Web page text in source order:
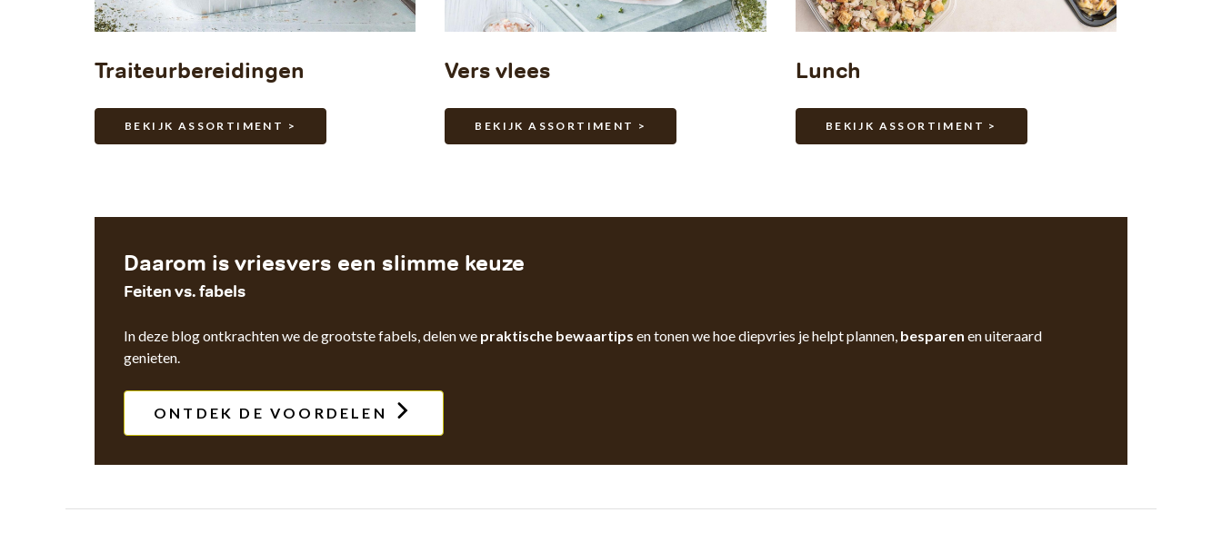
Traiteurbereidingen
BEKIJK ASSORTIMENT >
Vers vlees
BEKIJK ASSORTIMENT >
Lunch
BEKIJK ASSORTIMENT >
Daarom is vriesvers een slimme keuze
Feiten vs. fabels
In deze blog ontkrachten we de grootste fabels, delen we praktische bewaartips en tonen we hoe diepvries je helpt plannen, besparen en uiteraard
genieten.
ONTDEK DE VOORDELEN